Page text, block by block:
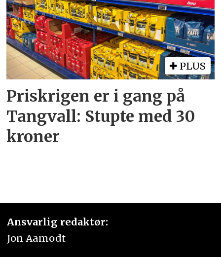
PLUS
Priskrigen er i gang på
Tangvall: Stupte med 30
kroner
Ansvarlig redaktør:
Jon Aamodt